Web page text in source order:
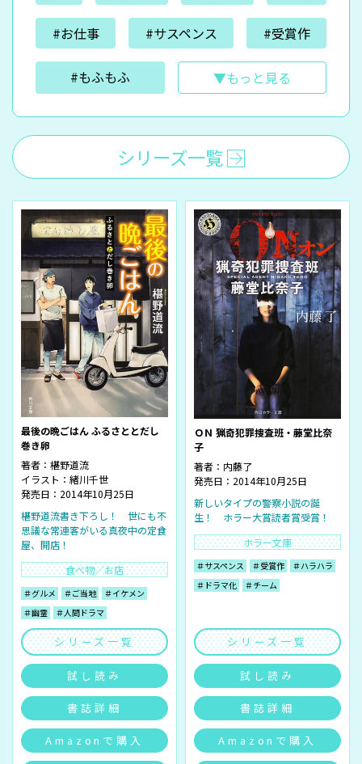
#お仕事 #サスペンス #受賞作
#もふもふ ▼もっと見る
シリーズ一覧
最後の晩ごはん ふるさととだし
巻き卵
著者： 椹野道流
イラスト： 緒川千世
発売日：2014年10月25日
椹野道流書き下ろし！ 世にも不
思議な常連客がいる真夜中の定食
屋、開店！
食べ物／お店
＃グルメ ＃ご当地
＃イケメン
＃幽霊
＃人間ドラマ
シリーズ一覧
試し読み
書誌詳細
Amazonで購入
ＯＮ 猟奇犯罪捜査班・藤堂比奈
子
著者： 内藤了
発売日：2014年10月25日
新しいタイプの警察小説の誕
生！ ホラー大賞読者賞受賞！
ホラー文庫
＃サスペンス ＃受賞作
＃ハラハラ
＃ドラマ化
＃チーム
シリーズ一覧
試し読み
書誌詳細
Amazonで購入